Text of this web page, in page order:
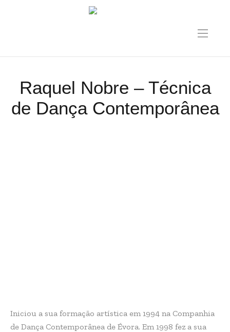
Raquel Nobre – Técnica
de Dança Contemporânea
Iniciou a sua formação artística em 1994 na Companhia
de Dança Contemporânea de Évora. Em 1998 fez a sua